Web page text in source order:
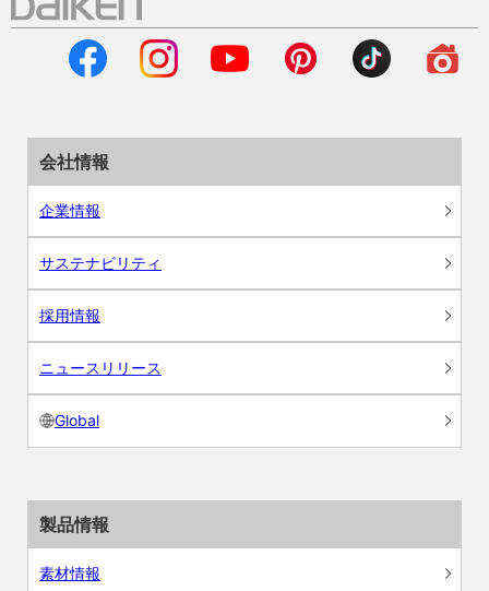
会社情報
企業情報
サステナビリティ
採用情報
ニュースリリース
Global
製品情報
素材情報